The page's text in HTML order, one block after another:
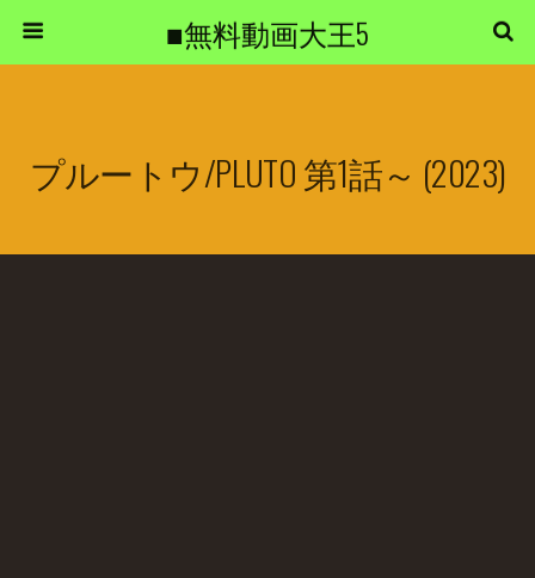
■無料動画大王5
プルートウ/PLUTO 第1話～ (2023)